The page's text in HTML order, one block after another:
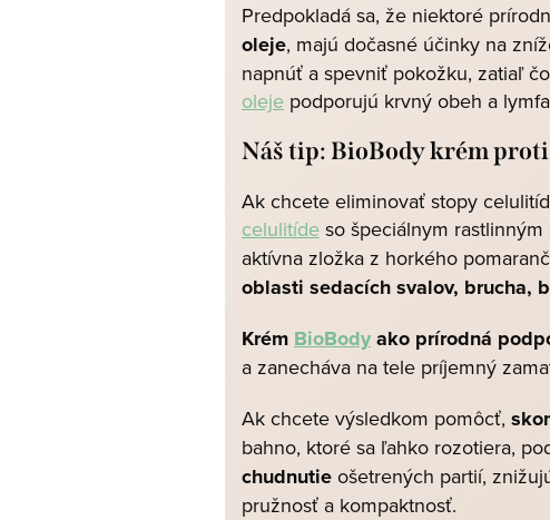
Predpokladá sa, že niektoré
oleje, majú dočasné účinky na
napnúť a spevniť pokožku, zatiaľ
oleje podporujú krvný obeh a
Náš tip: BioBody krém
Ak chcete eliminovať stopy
celulitíde so špeciálnym rastlinným
aktívna zložka z horkého
oblasti sedacích svalov, brucha,
Krém BioBodyako prírodná
a zanecháva na tele príjemný
Ak chcete výsledkom pomôcť,
bahno, ktoré sa ľahko rozotiera,
chudnutie ošetrených partií,
pružnosť a kompaktnosť.